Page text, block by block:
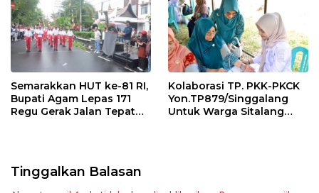
Semarakkan HUT ke-81 RI,
Bupati Agam Lepas 171
Regu Gerak Jalan Tepat
Kolaborasi TP. PKK-PKCK
Yon.TP879/Singgalang
Untuk Warga Sitalang
Tinggalkan Balasan